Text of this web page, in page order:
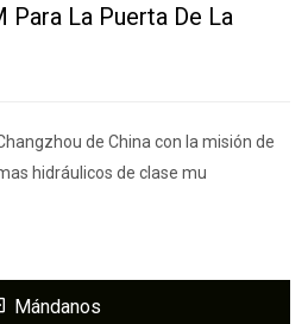
Para La Puerta De La
de China con la misión de
hidráulicos de clase mu
Mándanos